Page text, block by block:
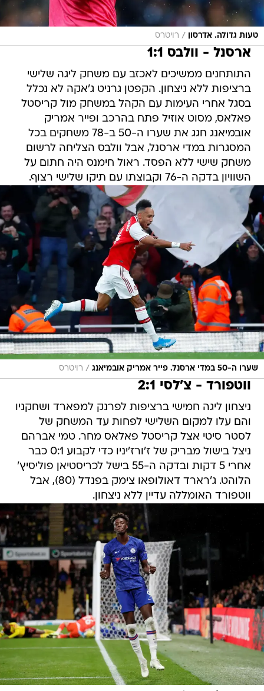
טעות גדולה. אדרסון / רויטרס
ארסנל - וולבס 1:1
התותחנים ממשיכים לאכזב עם משחק ליגה שלישי
ברציפות ללא ניצחון. הקפטן גרניט ג'אקה לא נכלל
בסגל אחרי העימות עם הקהל במשחק מול קריסטל
פאלאס, מסוט אוזיל פתח בהרכב ופייר אמריק
אובמיאנג חגג את שערו ה-50 ב-78 משחקים בכל
המסגרות במדי ארסנל, אבל וולבס הצליחה לרשום
משחק שישי ללא הפסד. ראול חימנס היה חתום על
השוויון בדקה ה-76 וקבוצתו עם תיקו שלישי רצוף.
שערו ה-50 במדי ארסנל. פייר אמריק אובמיאנג / רויטרס
ווטפורד - צ'לסי 2:1
ניצחון ליגה חמישי ברציפות לפרנק למפארד ושחקניו
והם עלו למקום השלישי לפחות עד המשחק של
לסטר סיטי אצל קריסטל פאלאס מחר. טמי אברהם
ניצל בישול מבריק של ז'ורז'יניו כדי לקבוע 0:1 כבר
אחרי 5 דקות ובדקה ה-55 בישל לכריסטיאן פוליסיץ'
הלוהט. ג'רארד דאולופאו צימק בפנדל (80), אבל
ווטפורד האומללה עדיין ללא ניצחון.